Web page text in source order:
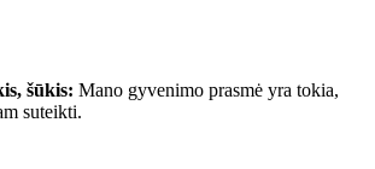
šūkis: Mano gyvenimo prasmė yra tokia,
suteikti.